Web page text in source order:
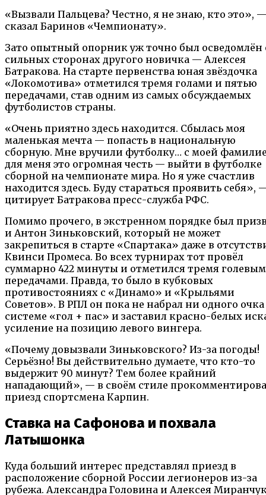
«Вызвали Пальцева? Честно, я не знаю, кто это», —
сказал Баринов «Чемпионату».
Зато опытный опорник уж точно был осведомлён
сильных сторонах другого новичка — Алексея
Батракова. На старте первенства юная звёздочка
«Локомотива» отметился тремя голами и пятью
передачами, став одним из самых обсуждаемых
футболистов страны.
«Очень приятно здесь находится. Сбылась моя
маленькая мечта — попасть в национальную
сборную. Мне вручили футболку… с моей
для меня это огромная честь — выйти в футболке
сборной на чемпионате мира. Но я уже счастлив
находится здесь. Буду стараться проявить себя»,
цитирует Батракова пресс-служба РФС.
Помимо прочего, в экстренном порядке был
и Антон Зиньковский, который не может
закрепиться в старте «Спартака» даже в
Квинси Промеса. Во всех турнирах тот провёл
суммарно 422 минуты и отметился тремя
передачами. Правда, то было в кубковых
противостояниях с «Динамо» и «Крыльями
Советов». В РПЛ он пока не набрал ни одного
системе «гол + пас» и заставил красно-белых
усиление на позицию левого вингера.
«Почему довызвали Зиньковского? Из-за погоды!
Серьёзно! Вы действительно думаете, что кто-то
выдержит 90 минут? Тем более крайний
нападающий», — в своём стиле
приезд спортсмена Карпин.
Ставка на Сафонова и похвала
Латышонка
Куда больший интерес представлял приезд в
расположение сборной России легионеров из-за
рубежа. Александра Головина и Алексея